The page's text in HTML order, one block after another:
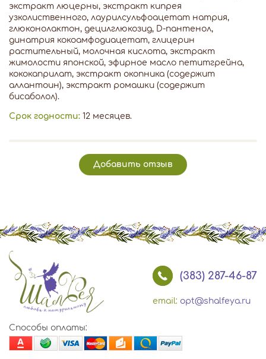
экстракт люцерны, экстракт кипрея
узколиственного, лаурилсульфоацетат натрия,
глюконолактон, децилглюкозид, D-пантенол,
динатрия кокоамфодиацетат, глицерин
растительный, молочная кислота, экстракт
жимолости японской, эфирное масло петитгрейна,
кококаприлат, экстракт окопника (содержит
аллантоин), экстракт ромашки (содержит
бисаболол).
Срок годности: 12 месяцев.
Добавить отзыв
(383) 287-46-87
email: opt@shalfeya.ru
Способы оплаты: